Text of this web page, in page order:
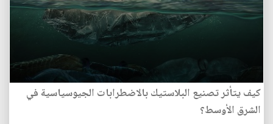
كيف يتأثر تصنيع البلاستيك بالاضطرابات الجيوسياسية في
الشرق الأوسط؟